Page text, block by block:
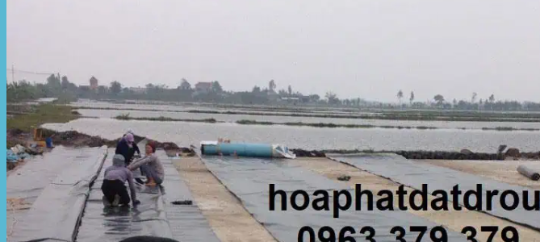
Bạt che nắng mưa
Bạt kéo ngoài trời
Bạt che tự cuốn
Bạt nhựa xanh cam
Bạt sọc 3 màu
Bạt nhựa giá rẻ
Bạt lót ao hồ
Bạt nhựa đen HDPE
Màng chống thấm HDPE
Sản Phẩm Dù Che Ngoài Trời
Dù che nắng